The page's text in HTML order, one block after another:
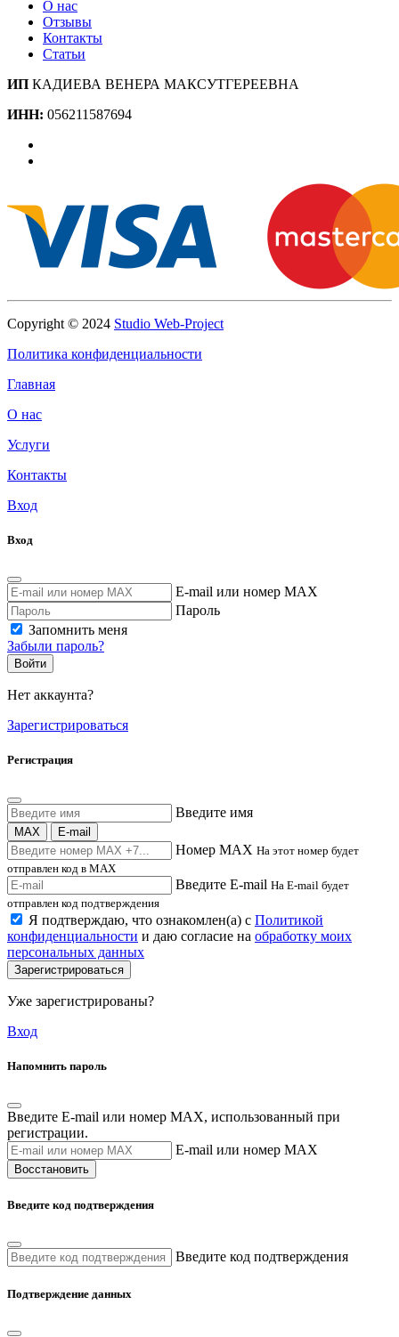
О нас
Отзывы
Контакты
Статьи
ИП КАДИЕВА ВЕНЕРА МАКСУТГЕРЕЕВНА
ИНН: 056211587694
Copyright © 2024 Studio Web-Project
Политика конфиденциальности
Главная
О нас
Услуги
Контакты
Вход
Вход
E-mail или номер MAX
Пароль
Запомнить меня
Забыли пароль?
Войти
Нет аккаунта?
Зарегистрироваться
Регистрация
Введите имя
MAX E-mail
Номер MAX На этот номер будет
отправлен код в MAX
Введите E-mail На E-mail будет
отправлен код подтверждения
Я подтверждаю, что ознакомлен(а) с Политикой
конфиденциальности и даю согласие на обработку моих
персональных данных
Зарегистрироваться
Уже зарегистрированы?
Вход
Напомнить пароль
Введите E-mail или номер MAX, использованный при
регистрации.
E-mail или номер MAX
Восстановить
Введите код подтверждения
Введите код подтверждения
Подтверждение данных